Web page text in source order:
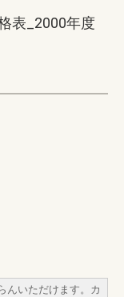
表_2000年度
んいただけます。カ